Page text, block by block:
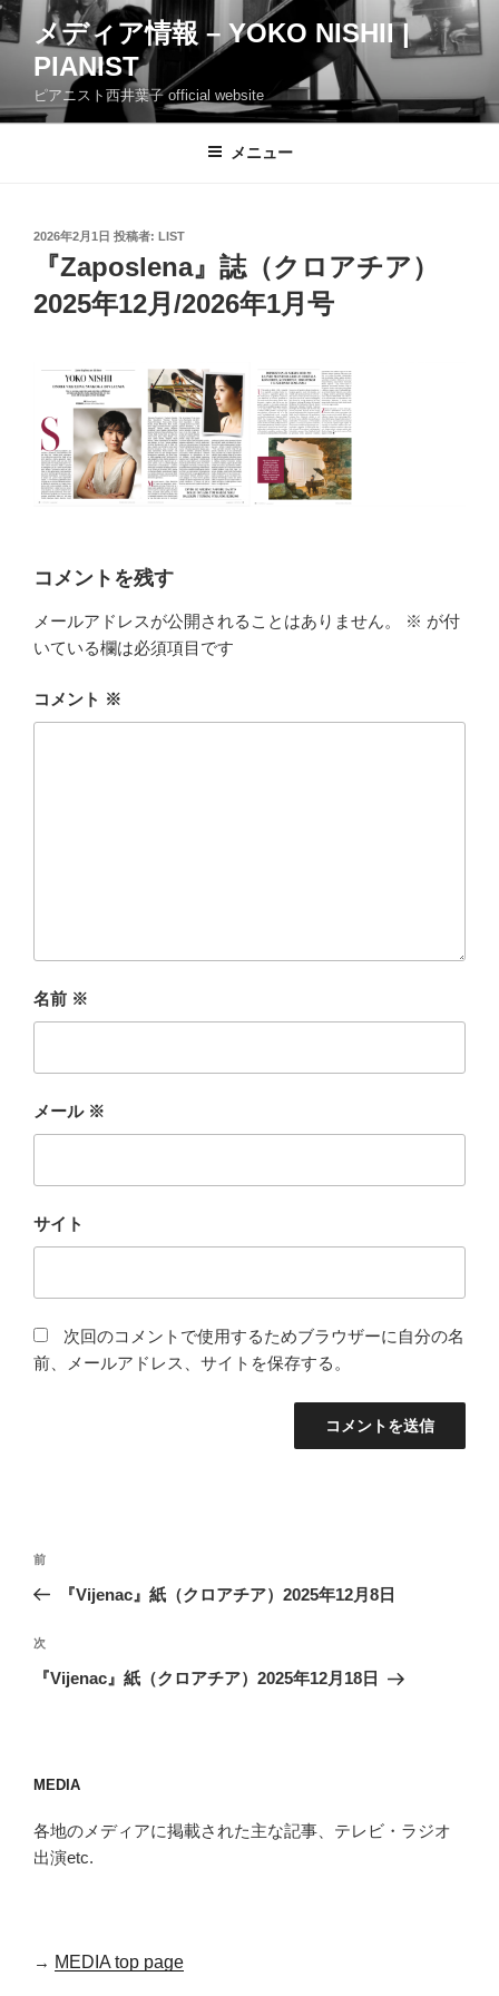
コ
ン
ツ
メディア情報 – YOKO NISHII |
PIANIST
ピアニスト西井葉子 official website
メニュー
投
2026年2月1日 投稿者: LIST
『Zaposlena』誌（クロアチア）
2025年12月/2026年1月号
コメントを残す
メールアドレスが公開されることはありません。 ※ が付
いている欄は必須項目です
コメント ※
名前 ※
メール ※
サイト
次回のコメントで使用するためブラウザーに自分の名
前、メールアドレス、サイトを保存する。
投
ナ
ビ
ゲ
ン
前
の
稿
前
『Vijenac』紙（クロアチア）2025年12月8日
次
の
次
『Vijenac』紙（クロアチア）2025年12月18日
MEDIA
各地のメディアに掲載された主な記事、テレビ・ラジオ
出演etc.
→ MEDIA top page